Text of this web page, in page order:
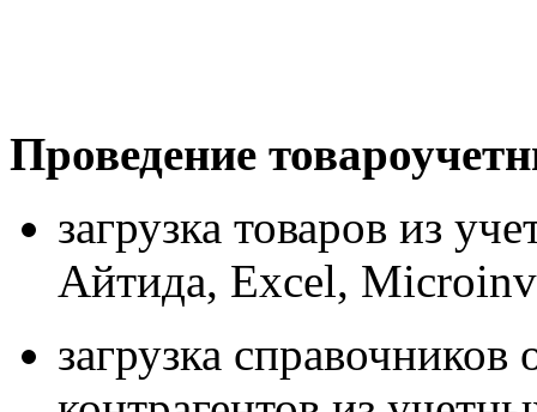
Проведение
загрузка товаров из
Айтида, Excel,
загрузка справочников